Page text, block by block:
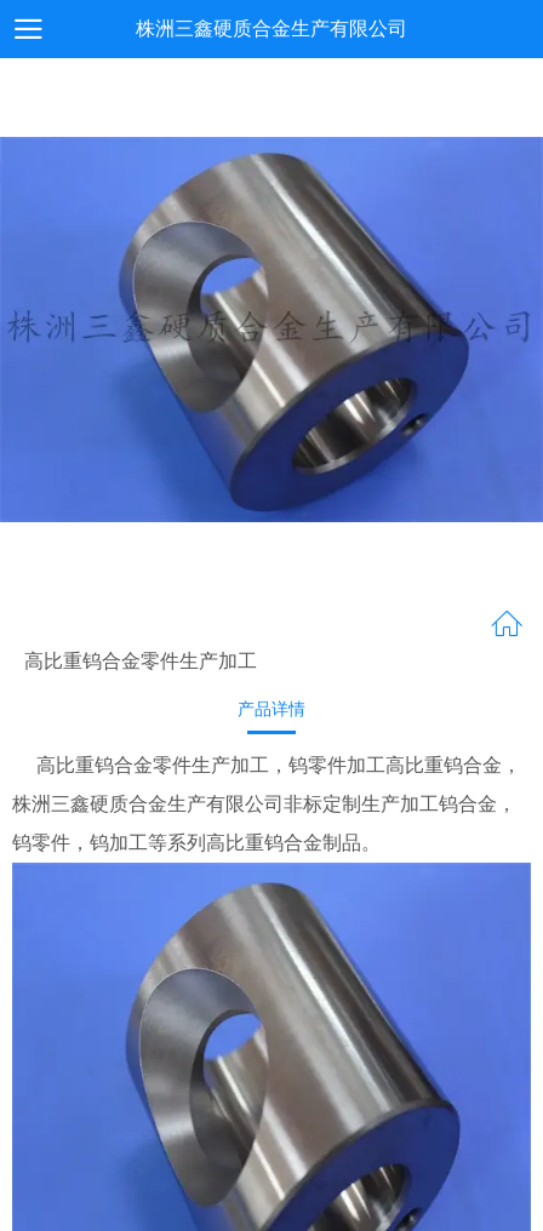
株洲三鑫硬质合金生产有限公司
高比重钨合金零件生产加工
产品详情
高比重钨合金零件生产加工，钨零件加工高比重钨合金，
株洲三鑫硬质合金生产有限公司非标定制生产加工钨合金，
钨零件，钨加工等系列高比重钨合金制品。